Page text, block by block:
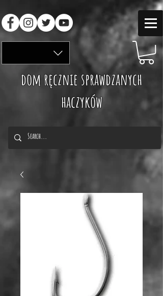
dom ręcznie sprawdzanych
haczyków